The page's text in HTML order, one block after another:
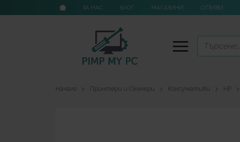
ЗА НАС БЛОГ МАГАЗИНИ ОТЗИВИ
Начало Принтери и Скенери Консумативи HP